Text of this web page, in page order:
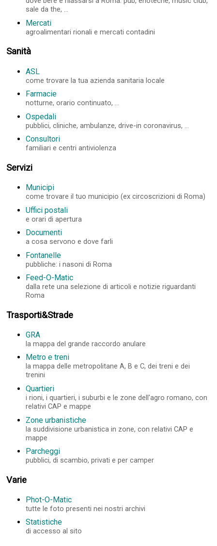
sale da the, ...
Mercati
agroalimentari rionali e mercati contadini
Sanità
ASL
come trovare la tua azienda sanitaria locale
Farmacie
notturne, orario continuato, ...
Ospedali
pubblici, cliniche, ambulanze, drive-in coronavirus, ...
Consultori
familiari e centri antiviolenza
Servizi
Municipi
come trovare il tuo municipio (ex circoscrizioni di Roma)
Uffici postali
e orari di apertura
Documenti
a cosa servono e dove farli
Fontanelle
pubbliche: i nasoni di Roma
Feed-O-Matic
dalla rete una selezione di articoli e notizie riguardanti
Roma
Trasporti&Strade
GRA
la mappa del grande raccordo anulare
Metro e treni
la mappa delle metropolitane A, B e C, dei treni e dei
trenini
Quartieri
i rioni, i quartieri, i suburbi e le zone dell'agro romano, con
relativi CAP e mappe
Zone urbanistiche
la suddivisione urbanistica in zone, con relativi CAP e
mappe
Parcheggi
pubblici, di scambio, privati e per camper
Varie
Phot-O-Matic
tutte le foto presenti nei nostri archivi
Statistiche
di accesso al sito